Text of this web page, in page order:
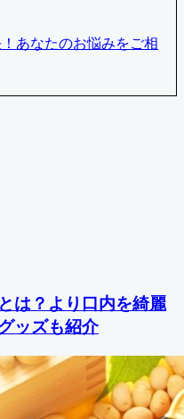
あなたのお悩みをご相
は？より口内を綺麗
ッズも紹介